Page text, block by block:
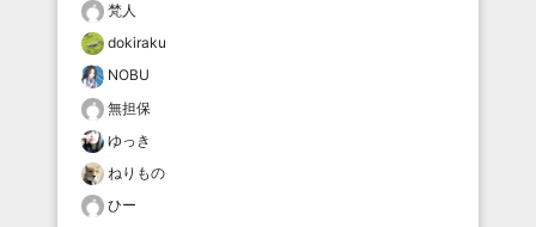
梵人
dokiraku
NOBU
無担保
ゆっき
ねりもの
ひー